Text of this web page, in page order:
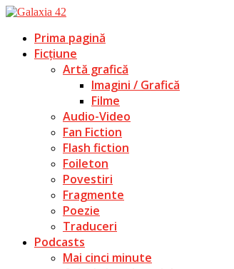
Prima pagină
Ficțiune
Artă grafică
Imagini / Grafică
Filme
Audio-Video
Fan Fiction
Flash fiction
Foileton
Povestiri
Fragmente
Poezie
Traduceri
Podcasts
Mai cinci minute